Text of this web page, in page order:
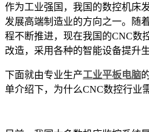
作为工业强国，我国的数控机床
发展高端制造业的方向之一。随
程不断推进，现在我国的CNC数
改造，采用各种的智能设备提升
下面就由专业生产工业平板电脑
单介绍下，为什么CNC数控行业